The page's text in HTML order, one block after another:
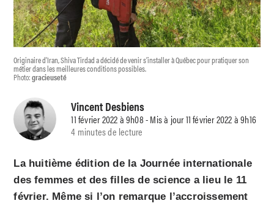
Originaire d’Iran, Shiva Tirdad a décidé de venir s’installer à Québec pour pratiquer son
métier dans les meilleures conditions possibles.
Photo:gracieuseté
Vincent Desbiens
11 février 2022 à 9h08 - Mis à jour 11 février 2022 à 9h16
4 minutes de lecture
La huitième édition de la Journée internationale
des femmes et des filles de science a lieu le 11
février. Même si l’on remarque l’accroissement